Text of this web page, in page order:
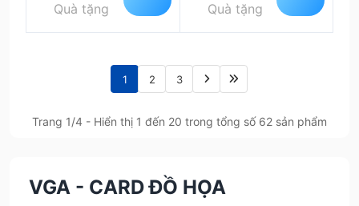
Quà tặng
Quà tặng
1 2 3
Trang 1/4 - Hiển thị 1 đến 20 trong tổng số 62 sản phẩm
VGA - CARD ĐỒ HỌA